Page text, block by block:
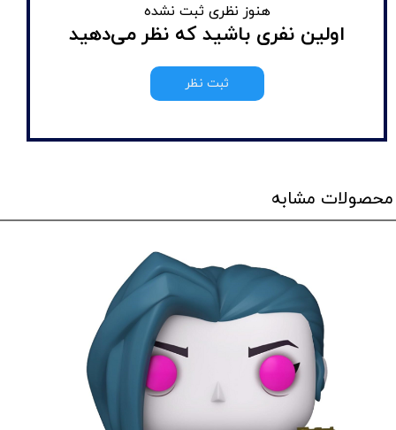
هنوز نظری ثبت نشده
اولین نفری باشید که نظر می‌دهید
ثبت نظر
محصولات مشابه